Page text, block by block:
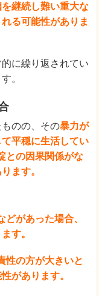
を継続し難い重大な
る可能性がありま
に繰り返されてい
。
のの、その暴力が
平穏に生活してい
との因果関係がな
ます。
があった場合、
す。
性の方が大きいと
があります。